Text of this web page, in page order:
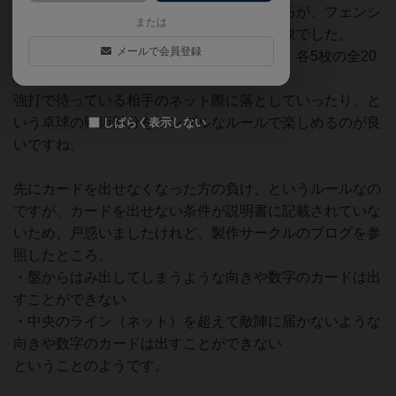
を推測して有利な間合いを計っていくところが、フェンシ
ングをテーマにしたアンギャルドに似た印象でした。
そのため、真直ぐ、左斜め、右斜め、特殊、各5枚の全20
枚のカード構成を把握してからが本番。
強打で待っている相手のネット際に落としていったり、と
いう卓球の戦術部分をシンプルなルールで楽しめるのが良
いですね。
先にカードを出せなくなった方の負け、というルールなの
ですが、カードを出せない条件が説明書に記載されていな
いため、戸惑いましたけれど、製作サークルのブログを参
照したところ、
・盤からはみ出してしまうような向きや数字のカードは出
すことができない
・中央のライン（ネット）を超えて敵陣に届かないような
向きや数字のカードは出すことができない
ということのようです。
または
メールで会員登録
しばらく表示しない